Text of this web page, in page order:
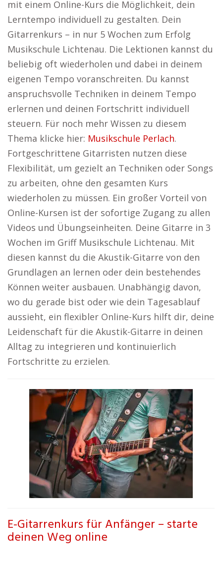
mit einem Online-Kurs die Möglichkeit, dein
Lerntempo individuell zu gestalten. Dein
Gitarrenkurs – in nur 5 Wochen zum Erfolg
Musikschule Lichtenau. Die Lektionen kannst du
beliebig oft wiederholen und dabei in deinem
eigenen Tempo voranschreiten. Du kannst
anspruchsvolle Techniken in deinem Tempo
erlernen und deinen Fortschritt individuell
steuern. Für noch mehr Wissen zu diesem
Thema klicke hier: Musikschule Perlach.
Fortgeschrittene Gitarristen nutzen diese
Flexibilität, um gezielt an Techniken oder Songs
zu arbeiten, ohne den gesamten Kurs
wiederholen zu müssen. Ein großer Vorteil von
Online-Kursen ist der sofortige Zugang zu allen
Videos und Übungseinheiten. Deine Gitarre in 3
Wochen im Griff Musikschule Lichtenau. Mit
diesen kannst du die Akustik-Gitarre von den
Grundlagen an lernen oder dein bestehendes
Können weiter ausbauen. Unabhängig davon,
wo du gerade bist oder wie dein Tagesablauf
aussieht, ein flexibler Online-Kurs hilft dir, deine
Leidenschaft für die Akustik-Gitarre in deinen
Alltag zu integrieren und kontinuierlich
Fortschritte zu erzielen.
E-Gitarrenkurs für Anfänger – starte
deinen Weg online